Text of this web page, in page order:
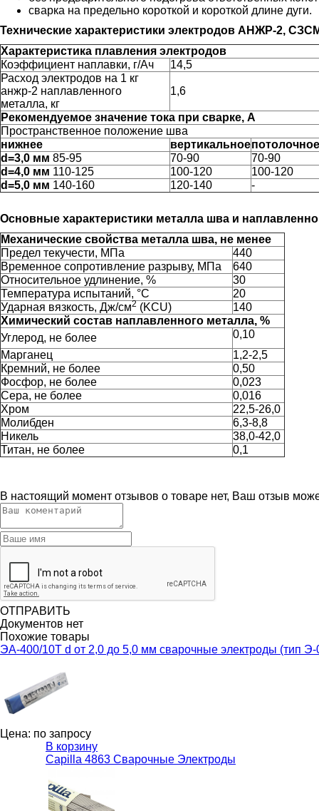
сварка на предельно короткой и короткой длине дуги.
Технические характеристики электродов АНЖР-2,
Характеристика плавления электродов
Коэффициент наплавки, г/Ач
14,5
Расход электродов на 1 кг
анжр-2 наплавленного
металла, кг
1,6
Рекомендуемое значение тока при сварке, А
Пространственное положение шва
нижнее
вертикальноепотолочное
d=3,0 мм 85-95 70-90
70-90
d=4,0 мм 110-125 100-120
100-120
d=5,0 мм 140-160 120-140 -
Основные характеристики металла шва и
Механические свойства металла шва, не менее
Предел текучести, МПа
440
Временное сопротивление разрыву, МПа
640
Относительное удлинение, %
30
Температура испытаний, °С
20
Ударная вязкость, Дж/см2 (KCU)
140
Химический состав наплавленного металла, %
Углерод, не более
0,10
Марганец
1,2-2,5
Кремний, не более
0,50
Фосфор, не более
0,023
Сера, не более
0,016
Хром
22,5-26,0
Молибден
6,3-8,8
Никель
38,0-42,0
Титан, не более
0,1
В настоящий момент отзывов о товаре нет, Ваш отзыв
ОТПРАВИТЬ
Документов нет
Похожие товары
ЭА-400/10Т d от 2,0 до 5,0 мм сварочные электроды (тип
Цена: по запросу
В корзину
Capilla 4863 Сварочные Электроды